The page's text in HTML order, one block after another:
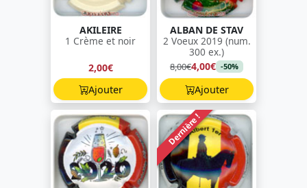
AKILEIRE
1 Crème et noir
2,00€
Ajouter
ALBAN DE STAV
2 Voeux 2019 (num.
300 ex.)
8,00€4,00€ -50%
Ajouter
Dernière !